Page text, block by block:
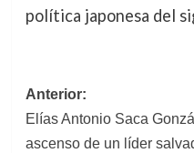
política japonesa del
Navegación
de
Anterior:
Elías Antonio Saca
ascenso de un líder